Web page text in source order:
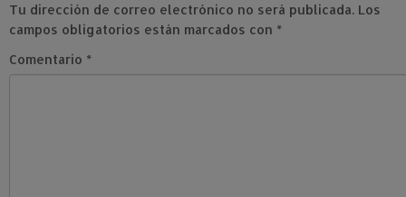
Tu dirección de correo electrónico no será publicada. Los
campos obligatorios están marcados con *
Comentario *